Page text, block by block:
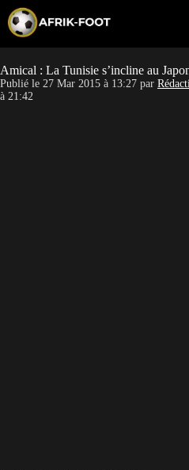
p
o
c
CAN
Amical : La Tunisie s’incline au
Publié le 27 Mar 2015 à 13:27 par
à 21:42